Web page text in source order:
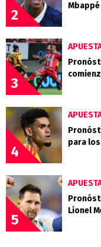
2
3
4
para
5
Lionel